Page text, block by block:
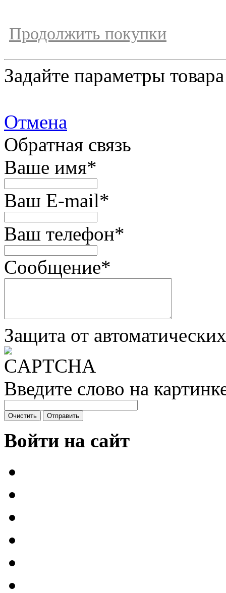
Продолжить покупки
Задайте параметры товара
Отмена
Обратная связь
Ваше имя*
Ваш E-mail*
Ваш телефон*
Сообщение*
Защита от
Введите слово на
Войти на сайт